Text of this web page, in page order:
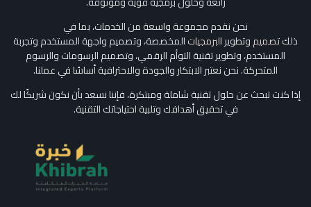
نحن نقدم مجموعة واسعة من الخدمات، بما في
ذلكتصميموتطويرالبرمجياتالمخصصة، وتصميم واجهة المستخدم وتجربة
المستخدم، وتطوير تقنية التوأم الرقمي، وتصميم الرسومات والرسوم
المتحركة. نحن نعتبر الابتكار والجودة والاحترافية أساسًا في عملنا.
إذا كنت تبحث عن حلول تقنية شاملة ومبتكرة، فإننا نسعد بأن نكون شريكًا لك
في تحقيق أهدافك وتلبية احتياجاتك التقنية.